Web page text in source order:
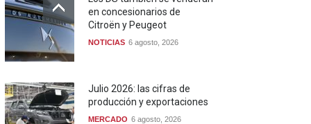
en concesionarios de
Citroën y Peugeot
NOTICIAS 6 agosto, 2026
Julio 2026: las cifras de
producción y exportaciones
MERCADO 6 agosto, 2026